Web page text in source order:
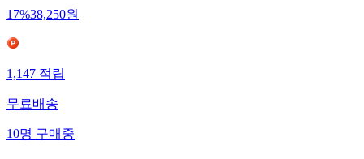
17%38,250원
1,147적립
무료배송
10명구매중